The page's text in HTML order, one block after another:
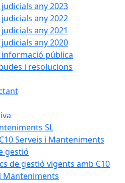
any 2023
any 2022
any 2021
any 2020
informació pública
i resolucions
SL
Serveis i Manteniments
gestió
de gestió vigents amb C10
Manteniments